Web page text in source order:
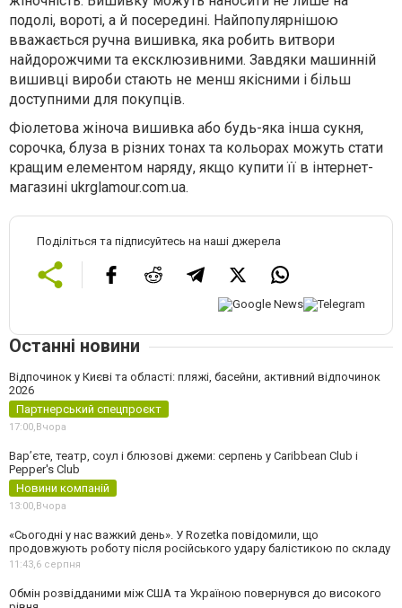
подолі, вороті, а й посередині. Найпопулярнішою
вважається ручна вишивка, яка робить витвори
найдорожчими та ексклюзивними. Завдяки машинній
вишивці вироби стають не менш якісними і більш
доступними для покупців.
Фіолетова жіноча вишивка або будь-яка інша сукня,
сорочка, блуза в різних тонах та кольорах можуть стати
кращим елементом наряду, якщо купити її в інтернет-
магазині ukrglamour.com.ua.
Поділіться та підписуйтесь на наші джерела
Останні новини
Відпочинок у Києві та області: пляжі, басейни, активний відпочинок
2026
Партнерський спецпроєкт
17:00, Вчора
Вар’єте, театр, соул і блюзові джеми: серпень у Caribbean Club і
Pepper's Club
Новини компаній
13:00, Вчора
«Сьогодні у нас важкий день». У Rozetka повідомили, що
продовжують роботу після російського удару балістикою по складу
11:43,6 серпня
Обмін розвідданими між США та Україною повернувся до високого